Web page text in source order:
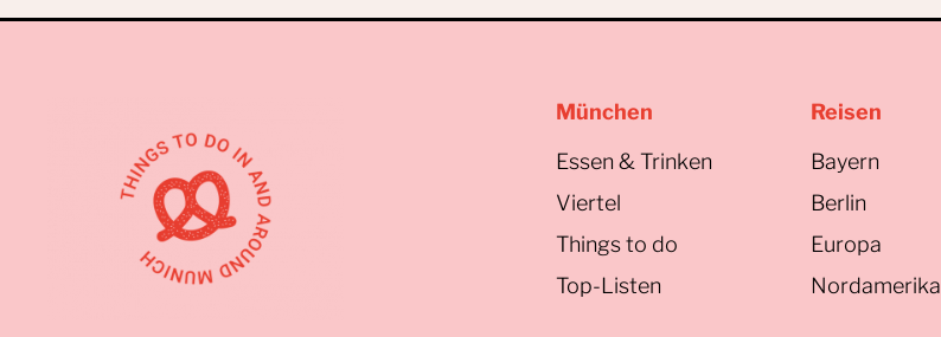
München
Essen & Trinken
Viertel
Things to do
Top-Listen
Reisen
Bayern
Berlin
Europa
Nordamerika